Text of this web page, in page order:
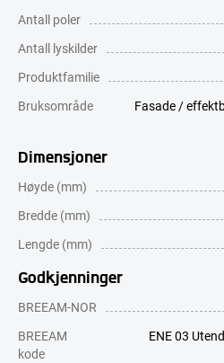
Antall poler
Antall lyskilder
Produktfamilie
Bruksområde
Fasade /
Dimensjoner
Høyde (mm)
Bredde (mm)
Lengde (mm)
Godkjenninger
BREEAM-NOR
BREEAM
kode
ENE 03